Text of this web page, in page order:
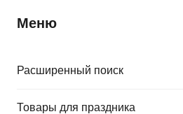
Меню
Расширенный поиск
Товары для праздника
ПД BUBBLE Б/РИС